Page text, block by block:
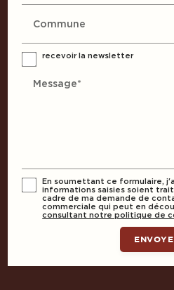
Commune
recevoir la newsletter
Message*
En soumettant ce formulaire,
informations saisies soient
cadre de ma demande de
commerciale qui peut en
consultant notre politique de